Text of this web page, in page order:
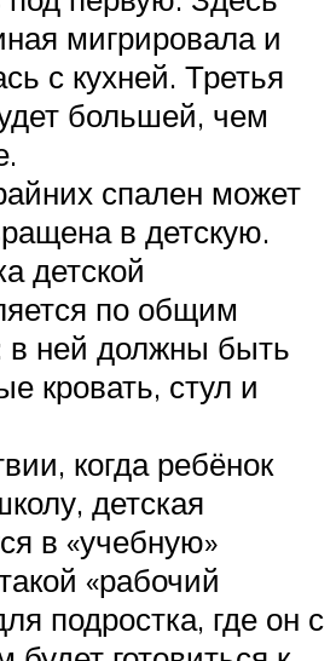
мигрировала и
с кухней. Третья
большей, чем
спален может
в детскую.
детской
по общим
в ней должны быть
кровать, стул и
когда ребёнок
детская
в «учебную»
«рабочий
подростка, где он с